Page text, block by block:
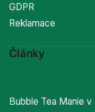
GDPR
Reklamace
Články
Bubble Tea Manie